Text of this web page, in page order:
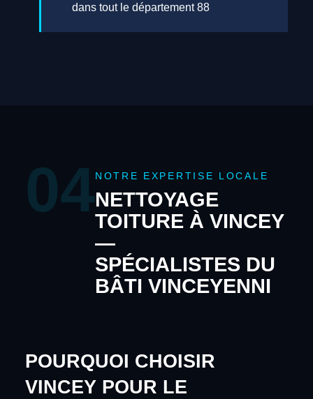
dans tout le département 88
04 NOTRE EXPERTISE LOCALE
NETTOYAGE
TOITURE À VINCEY
—
SPÉCIALISTES DU
BÂTI VINCEYENNI
POURQUOI CHOISIR
VINCEY POUR LE